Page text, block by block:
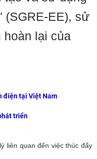
(SGRE-EE), sử
hoàn lại của
điện tại Việt Nam
triển
liên quan đến việc thúc đẩy